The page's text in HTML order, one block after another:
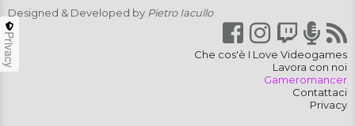
Designed & Developed by Pietro Iacullo
Che cos'è I Love Videogames
Lavora con noi
Gameromancer
Contattaci
Privacy
Privacy